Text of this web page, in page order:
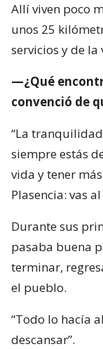
Allí viven poco
unos 25
servicios y de
—¿Qué
convenció de
“La
siempre estás
vida y tener
Plasencia: vas
Durante sus
pasaba buena
terminar,
el pueblo.
“Todo lo hacía
descansar”.